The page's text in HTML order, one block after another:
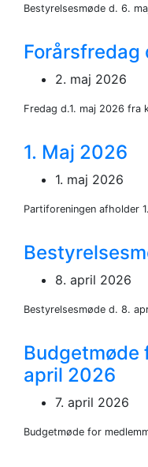
Bestyrelsesmøde d. 6.
Forårsfredag
2. maj 2026
Fredag d.1. maj 2026 fra
1. Maj 2026
1. maj 2026
Partiforeningen afholder
8. april 2026
Bestyrelsesmøde d. 8.
Budgetmøde
april 2026
7. april 2026
Budgetmøde for